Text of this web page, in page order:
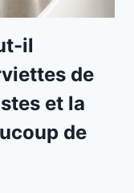
il
de
et la
de